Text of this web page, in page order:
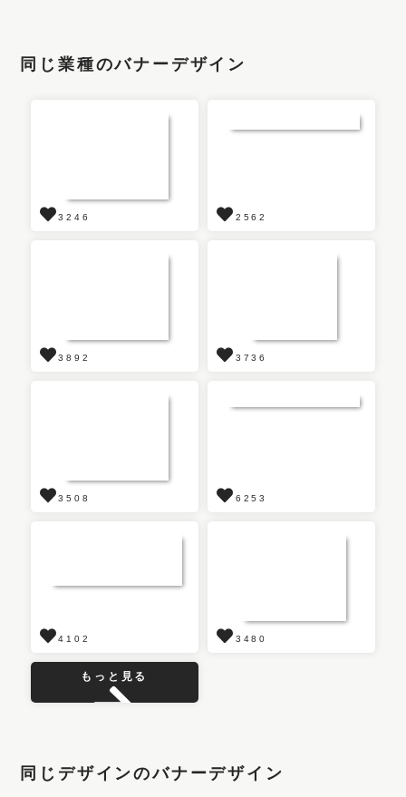
同じ業種のバナーデザイン
3246 2562
3892 3736
3508 6253
4102 3480
もっと見る
同じデザインのバナーデザイン